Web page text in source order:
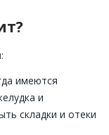
имеются
и
складки и отеки